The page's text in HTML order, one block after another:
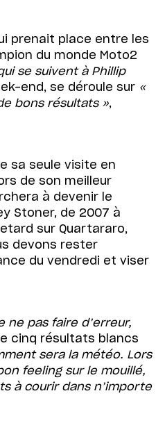
prenait place entre les
du monde Moto2
se suivent à Phillip
end, se déroule sur «
bons résultats »,
sa seule visite en
de son meilleur
à devenir le
Stoner, de 2007 à
sur Quartararo,
devons rester
du vendredi et viser
ne pas faire d’erreur,
cinq résultats blancs
sera la météo. Lors
feeling sur le mouillé,
à courir dans n’importe